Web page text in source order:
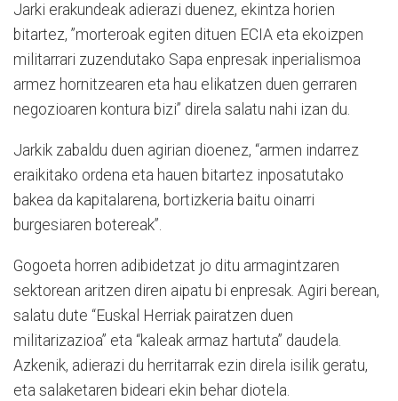
Jarki erakundeak adierazi duenez, ekintza horien
bitartez, ”morteroak egiten dituen ECIA eta ekoizpen
militarrari zuzendutako Sapa enpresak inperialismoa
armez hornitzearen eta hau elikatzen duen gerraren
negozioaren kontura bizi” direla salatu nahi izan du.
Jarkik zabaldu duen agirian dioenez, “armen indarrez
eraikitako ordena eta hauen bitartez inposatutako
bakea da kapitalarena, bortizkeria baitu oinarri
burgesiaren botereak”.
Gogoeta horren adibidetzat jo ditu armagintzaren
sektorean aritzen diren aipatu bi enpresak. Agiri berean,
salatu dute “Euskal Herriak pairatzen duen
militarizazioa” eta “kaleak armaz hartuta” daudela.
Azkenik, adierazi du herritarrak ezin direla isilik geratu,
eta salaketaren bideari ekin behar diotela.